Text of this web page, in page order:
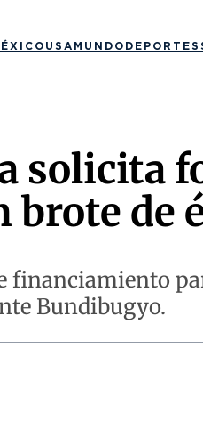
USA MUNDO DEPORTES
solicita
brote de
financiamiento
Bundibugyo.